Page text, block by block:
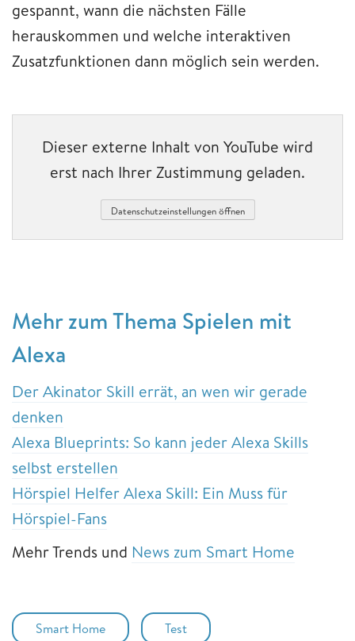
gespannt, wann die nächsten Fälle
herauskommen und welche interaktiven
Zusatzfunktionen dann möglich sein werden.
Dieser externe Inhalt von YouTube wird
erst nach Ihrer Zustimmung geladen.
Datenschutzeinstellungen öffnen
Mehr zum Thema Spielen mit
Alexa
Der Akinator Skill errät, an wen wir gerade
denken
Alexa Blueprints: So kann jeder Alexa Skills
selbst erstellen
Hörspiel Helfer Alexa Skill: Ein Muss für
Hörspiel-Fans
Mehr Trends und News zum Smart Home
Smart Home Test